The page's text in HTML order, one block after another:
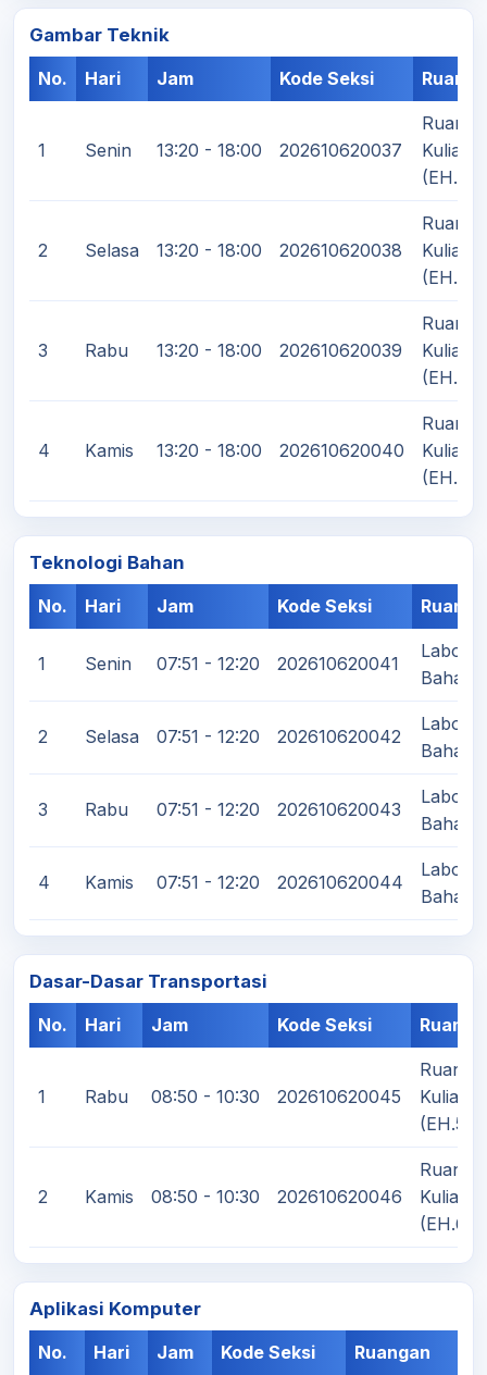
Gambar Teknik
No.
Hari Jam Kode Seksi
1 Senin 13:20 - 18:00 202610620037
Ruang
Kuliah
(EH.7)
2 Selasa 13:20 - 18:00 202610620038
Ruang
Kuliah
(EH.7)
3 Rabu 13:20 - 18:00 202610620039
Ruang
Kuliah
(EH.7)
4 Kamis 13:20 - 18:00 202610620040
Ruang
Kuliah
(EH.7)
Teknologi Bahan
No.
Hari Jam Kode Seksi
1 Senin 07:51 - 12:20 202610620041
Bahan
2 Selasa 07:51 - 12:20 202610620042
Bahan
3 Rabu 07:51 - 12:20 202610620043
Bahan
4 Kamis 07:51 - 12:20 202610620044
Bahan
Dasar-Dasar Transportasi
No.
Hari Jam Kode Seksi
1 Rabu 08:50 - 10:30 202610620045
Ruang
Kuliah
(EH.5)
2 Kamis 08:50 - 10:30 202610620046
Ruang
Kuliah
(EH.6)
Aplikasi Komputer
No.
Hari Jam Kode Seksi Ruangan